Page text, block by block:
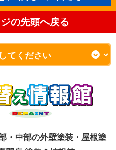
の先頭へ戻る
・中部の外壁塗装・屋根塗